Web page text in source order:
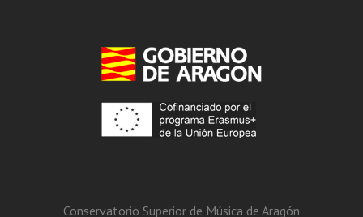
Conservatorio Superior de Música de Aragón